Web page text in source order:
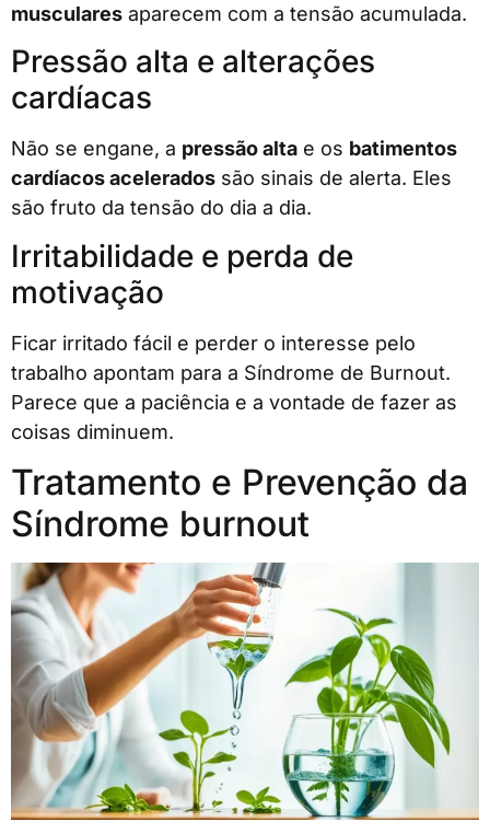
musculares aparecem com a tensão acumulada.
Pressão alta e alterações
cardíacas
Não se engane, a pressão alta e os batimentos
cardíacos acelerados são sinais de alerta. Eles
são fruto da tensão do dia a dia.
Irritabilidade e perda de
motivação
Ficar irritado fácil e perder o interesse pelo
trabalho apontam para a Síndrome de Burnout.
Parece que a paciência e a vontade de fazer as
coisas diminuem.
Tratamento e Prevenção da
Síndrome burnout